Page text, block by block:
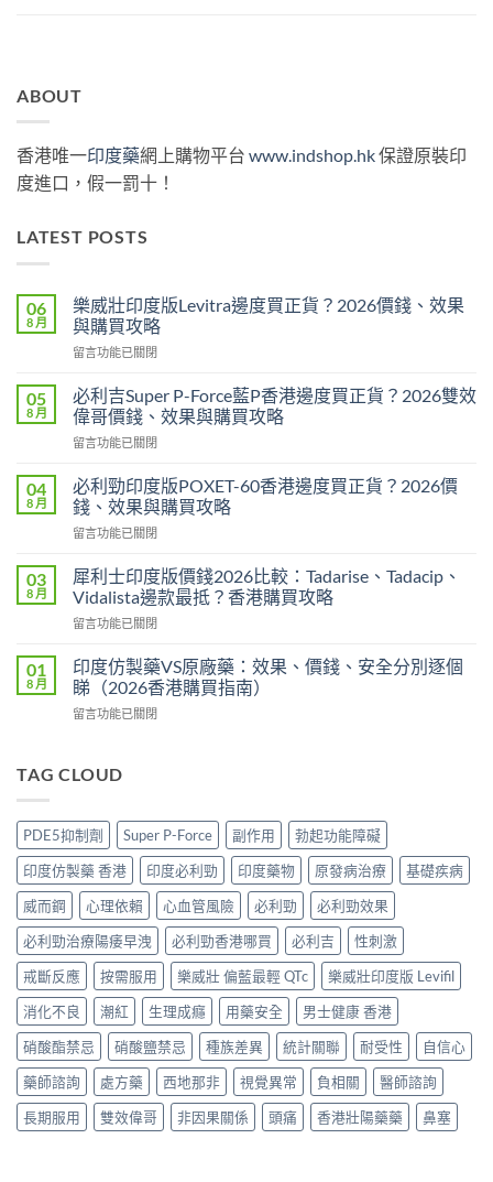
ABOUT
香港唯一印度藥網上購物平台 www.indshop.hk保證原裝印
度進口，假一罰十！
LATEST POSTS
06
8 月
樂威壯印度版Levitra邊度買正貨？2026價錢、效果
與購買攻略
在
威
壯
印
度
Levitra
邊
度
買
貨？
2026
錢、
果
與
購
中
留言功能已關閉
05
8 月
必利吉Super P-Force藍P香港邊度買正貨？2026雙效
偉哥價錢、效果與購買攻略
在
利
吉
Super
P-
藍
P
港
度
買
貨？
效
價
錢、
效
果
購
買
攻
略〉
中
留言功能已關閉
04
8 月
必利勁印度版POXET-60香港邊度買正貨？2026價
錢、效果與購買攻略
在
利
勁
印
度
POXET-
60
香
港
買
2026
價
錢、
效
與
購
買
攻
略〉
中
留言功能已關閉
03
8 月
犀利士印度版價錢2026比較：Tadarise、Tadacip、
Vidalista邊款最抵？香港購買攻略
在
利
士
印
度
錢
較：
Tadarise、
Tadacip、
Vidalista
款
最
抵？
香
港
購
買
攻
略〉
中
留言功能已關閉
01
8 月
印度仿製藥VS原廠藥：效果、價錢、安全分別逐個
睇（2026香港購買指南）
在
仿
VS
原
廠
藥：
效
果、
價
錢、
安
全
分
別
逐
個
睇
（2026
香
留言功能已關閉
TAG CLOUD
PDE5抑制劑 Super P-Force 副作用
勃起功能障礙
印度仿製藥 香港
印度必利勁 印度藥物 原發病治療
基礎疾病
威而鋼
心理依賴 心血管風險 必利勁
必利勁效果
必利勁治療陽痿早洩
必利勁香港哪買 必利吉
性刺激
戒斷反應
按需服用 樂威壯 偏藍最輕 QTc
樂威壯印度版 Levifil
消化不良
潮紅 生理成癮 用藥安全
男士健康 香港
硝酸酯禁忌
硝酸鹽禁忌 種族差異 統計關聯 耐受性
自信心
藥師諮詢
處方藥 西地那非 視覺異常 負相關
醫師諮詢
長期服用
雙效偉哥 非因果關係 頭痛 香港壯陽藥藥 鼻塞